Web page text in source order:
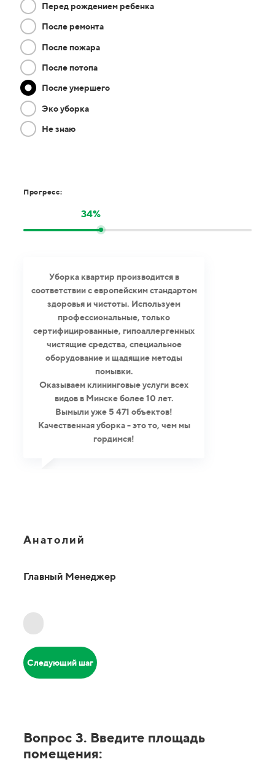
Перед рождением ребенка
После ремонта
После пожара
После потопа
После умершего
Эко уборка
Не знаю
Прогресс:
34%
Уборка квартир производится в
соответствии с европейским стандартом
здоровья и чистоты. Используем
профессиональные, только
сертифицированные, гипоаллергенных
чистящие средства, специальное
оборудование и щадящие методы
помывки.
Оказываем клининговые услуги всех
видов в Минске более 10 лет.
Вымыли уже 5 471 объектов!
Качественная уборка - это то, чем мы
гордимся!
Анатолий
Главный Менеджер
Следующий шаг
Вопрос 3. Введите площадь
помещения: